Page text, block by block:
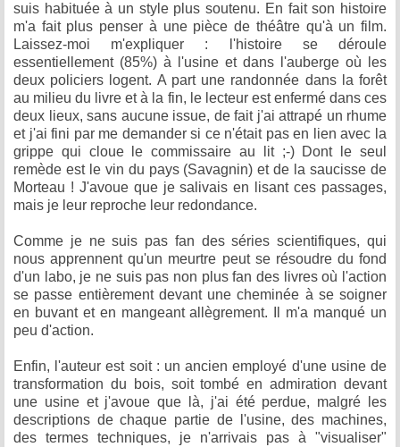
suis habituée à un style plus soutenu. En fait son histoire
m'a fait plus penser à une pièce de théâtre qu'à un film.
Laissez-moi m'expliquer : l'histoire se déroule
essentiellement (85%) à l'usine et dans l'auberge où les
deux policiers logent. A part une randonnée dans la forêt
au milieu du livre et à la fin, le lecteur est enfermé dans ces
deux lieux, sans aucune issue, de fait j'ai attrapé un rhume
et j'ai fini par me demander si ce n'était pas en lien avec la
grippe qui cloue le commissaire au lit ;-) Dont le seul
remède est le vin du pays (Savagnin) et de la saucisse de
Morteau ! J'avoue que je salivais en lisant ces passages,
mais je leur reproche leur redondance.
Comme je ne suis pas fan des séries scientifiques, qui
nous apprennent qu'un meurtre peut se résoudre du fond
d'un labo, je ne suis pas non plus fan des livres où l'action
se passe entièrement devant une cheminée à se soigner
en buvant et en mangeant allègrement. Il m'a manqué un
peu d'action.
Enfin, l'auteur est soit : un ancien employé d'une usine de
transformation du bois, soit tombé en admiration devant
une usine et j'avoue que là, j'ai été perdue, malgré les
descriptions de chaque partie de l'usine, des machines,
des termes techniques, je n'arrivais pas à "visualiser"